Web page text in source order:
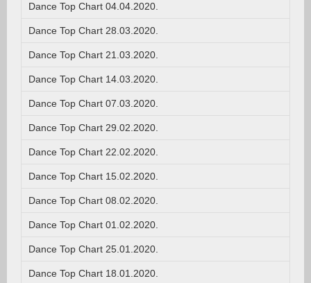
Dance Top Chart 04.04.2020.
Dance Top Chart 28.03.2020.
Dance Top Chart 21.03.2020.
Dance Top Chart 14.03.2020.
Dance Top Chart 07.03.2020.
Dance Top Chart 29.02.2020.
Dance Top Chart 22.02.2020.
Dance Top Chart 15.02.2020.
Dance Top Chart 08.02.2020.
Dance Top Chart 01.02.2020.
Dance Top Chart 25.01.2020.
Dance Top Chart 18.01.2020.